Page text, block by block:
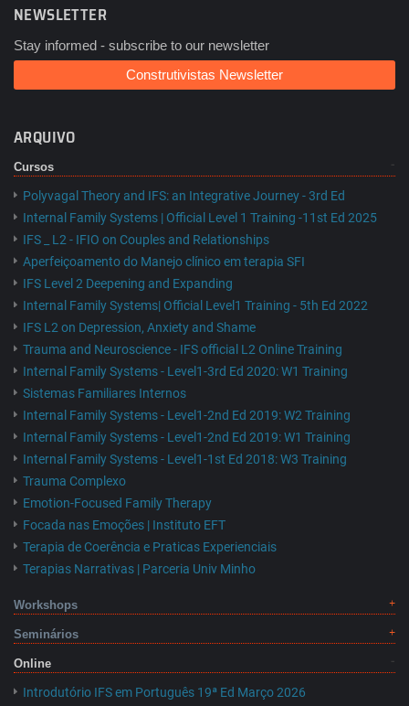
NEWSLETTER
Stay informed - subscribe to our newsletter
Construtivistas Newsletter
ARQUIVO
Cursos
Polyvagal Theory and IFS: an Integrative Journey - 3rd Ed
Internal Family Systems | Official Level 1 Training -11st Ed 2025
IFS _ L2 - IFIO on Couples and Relationships
Aperfeiçoamento do Manejo clínico em terapia SFI
IFS Level 2 Deepening and Expanding
Internal Family Systems| Official Level1 Training - 5th Ed 2022
IFS L2 on Depression, Anxiety and Shame
Trauma and Neuroscience - IFS official L2 Online Training
Internal Family Systems - Level1-3rd Ed 2020: W1 Training
Sistemas Familiares Internos
Internal Family Systems - Level1-2nd Ed 2019: W2 Training
Internal Family Systems - Level1-2nd Ed 2019: W1 Training
Internal Family Systems - Level1-1st Ed 2018: W3 Training
Trauma Complexo
Emotion-Focused Family Therapy
Focada nas Emoções | Instituto EFT
Terapia de Coerência e Praticas Experienciais
Terapias Narrativas | Parceria Univ Minho
Workshops
Seminários
Online
Introdutório IFS em Português 19ª Ed Março 2026